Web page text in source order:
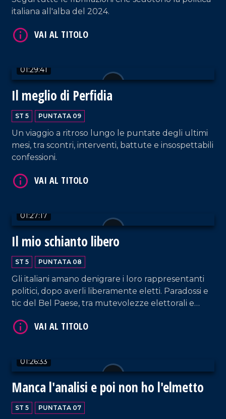
italiana all'alba del 2024.
01:29:41
Il meglio di Perfidia
ST 5 PUNTATA 09
Un viaggio a ritroso lungo le puntate degli ultimi
mesi, tra scontri, interventi, battute e insospettabili
confessioni.
01:27:17
Il mio schianto libero
ST 5 PUNTATA 08
Gli italiani amano denigrare i loro rappresentanti
politici, dopo averli liberamente eletti. Paradossi e
tic del Bel Paese, tra mutevolezze elettorali e
01:26:33
Manca l'analisi e poi non ho l'elmetto
ST 5 PUNTATA 07
VAI AL TITOLO
VAI AL TITOLO
VAI AL TITOLO